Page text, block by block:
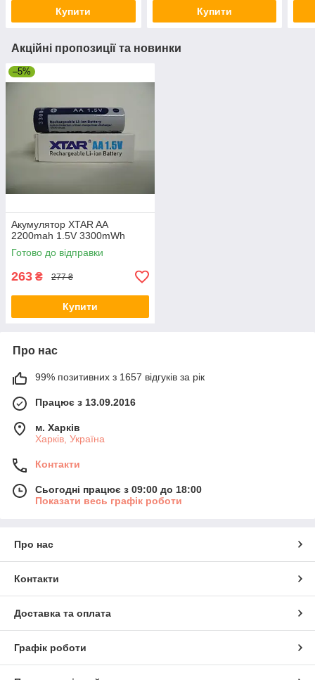
Купити Купити
Акційні пропозиції та новинки
–5%
Акумулятор XTAR AA
2200mah 1.5V 3300mWh
Готово до відправки
263 ₴ 277 ₴
Купити
Про нас
99% позитивних з 1657 відгуків за рік
Працює з 13.09.2016
м. Харків
Харків, Україна
Контакти
Сьогодні працює з 09:00 до 18:00
Показати весь графік роботи
Про нас
Контакти
Доставка та оплата
Графік роботи